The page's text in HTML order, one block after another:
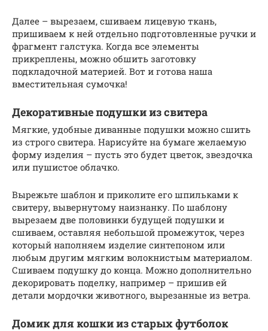
Далее – вырезаем, сшиваем лицевую ткань,
пришиваем к ней отдельно подготовленные ручки и
фрагмент галстука. Когда все элементы
прикреплены, можно обшить заготовку
подкладочной материей. Вот и готова наша
вместительная сумочка!
Декоративные подушки из свитера
Мягкие, удобные диванные подушки можно сшить
из строго свитера. Нарисуйте на бумаге желаемую
форму изделия – пусть это будет цветок, звездочка
или пушистое облачко.
Вырежьте шаблон и приколите его шпильками к
свитеру, вывернутому наизнанку. По шаблону
вырезаем две половинки будущей подушки и
сшиваем, оставляя небольшой промежуток, через
который наполняем изделие синтепоном или
любым другим мягким волокнистым материалом.
Сшиваем подушку до конца. Можно дополнительно
декорировать поделку, например – пришив ей
детали мордочки животного, вырезанные из ветра.
Домик для кошки из старых футболок